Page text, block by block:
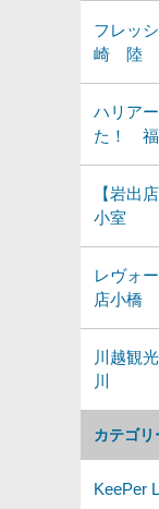
カテゴリ
KeePer
フレッ
崎 陸
ハリア
た！
【岩出
小室
レヴォ
店小橋
川越観
川